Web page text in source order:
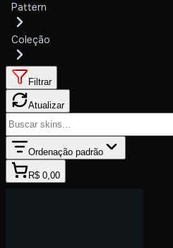
Pattern
Coleção
Filtrar
Atualizar
Ordenação padrão
R$ 0,00